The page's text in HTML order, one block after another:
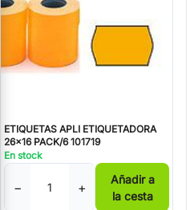
ETIQUETAS APLI ETIQUETADORA
26x16 PACK/6 101719
En stock
− +
Añadir a
la cesta